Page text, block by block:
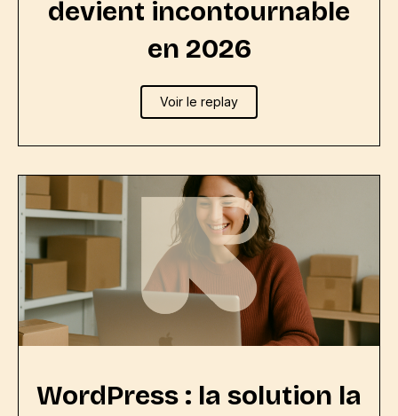
devient incontournable
en 2026
Voir le replay
WordPress : la solution la